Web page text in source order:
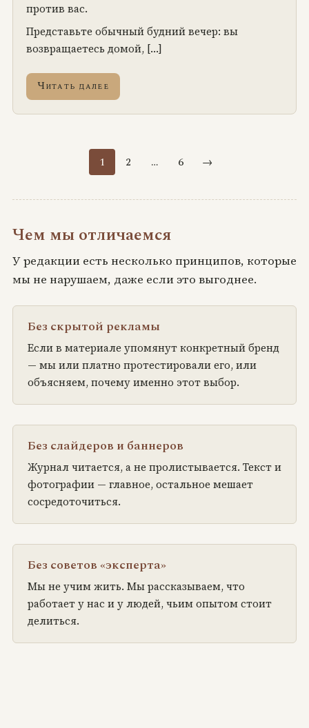
против вас.
Представьте обычный будний вечер: вы
возвращаетесь домой, […]
Читать далее
1 2 … 6 →
Чем мы отличаемся
У редакции есть несколько принципов, которые
мы не нарушаем, даже если это выгоднее.
Без скрытой рекламы
Если в материале упомянут конкретный бренд
— мы или платно протестировали его, или
объясняем, почему именно этот выбор.
Без слайдеров и баннеров
Журнал читается, а не пролистывается. Текст и
фотографии — главное, остальное мешает
сосредоточиться.
Без советов «эксперта»
Мы не учим жить. Мы рассказываем, что
работает у нас и у людей, чьим опытом стоит
делиться.